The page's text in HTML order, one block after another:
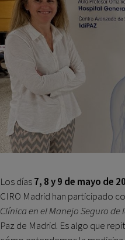
Los días7, 8 y 9 de mayo de
CIRO Madrid han participado
Clínica en el Manejo Seguro de
Paz de Madrid. Es algo que